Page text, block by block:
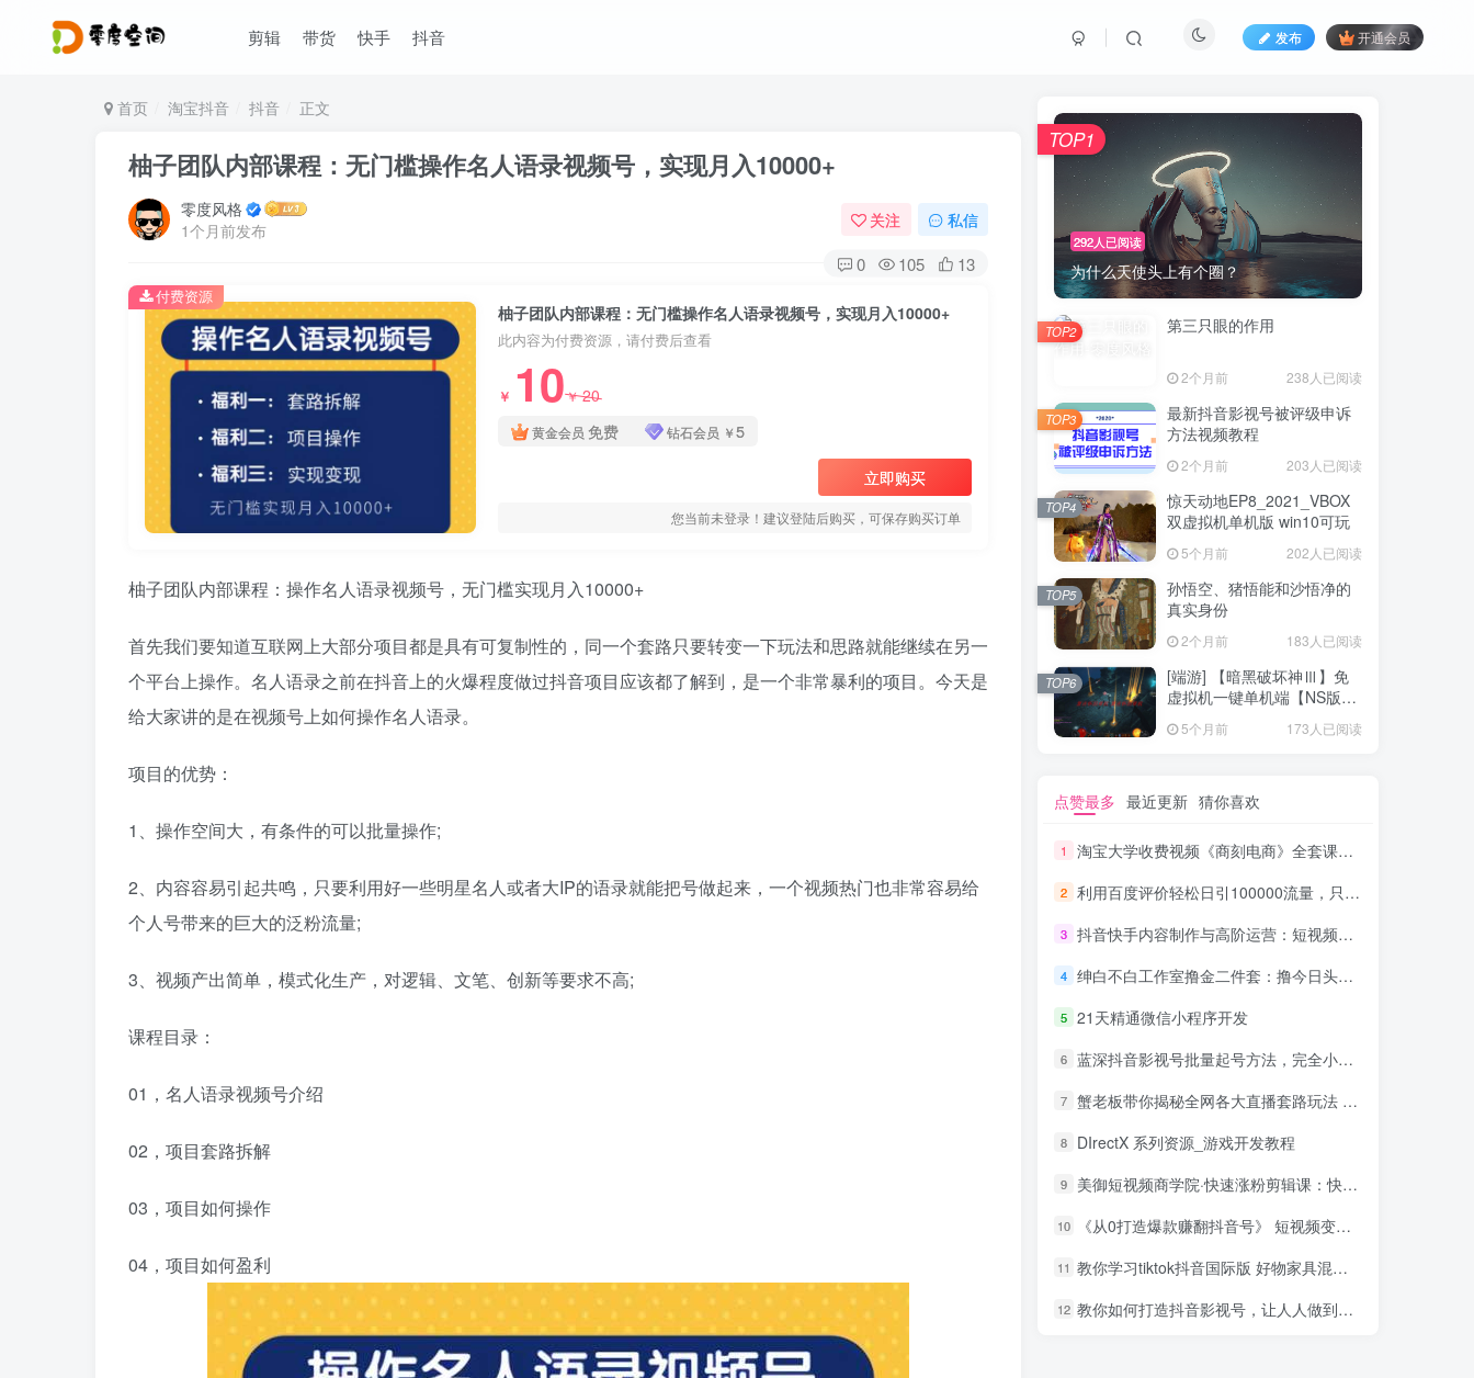
剪辑 带货 快手 抖音 发布 开通会员
首页 淘宝抖音 抖音 正文
柚子团队内部课程：无门槛操作名人语录视频号，实现月入10000+
零度风格
1个月前发布
关注 私信
0 105 13
柚子团队内部课程：无门槛操作名人语录视频号，实现月入10000+
此内容为付费资源，请付费后查看
￥ 10￥20
黄金会员 免费 钻石会员 ￥5
立即购买
您当前未登录！建议登陆后购买，可保存购买订单
付费资源
柚子团队内部课程：操作名人语录视频号，无门槛实现月入10000+
首先我们要知道互联网上大部分项目都是具有可复制性的，同一个套路只要转变一下玩法和思路就能继续在另一
个平台上操作。名人语录之前在抖音上的火爆程度做过抖音项目应该都了解到，是一个非常暴利的项目。今天是
给大家讲的是在视频号上如何操作名人语录。
项目的优势：
1、操作空间大，有条件的可以批量操作;
2、内容容易引起共鸣，只要利用好一些明星名人或者大IP的语录就能把号做起来，一个视频热门也非常容易给
个人号带来的巨大的泛粉流量;
3、视频产出简单，模式化生产，对逻辑、文笔、创新等要求不高;
课程目录：
01，名人语录视频号介绍
02，项目套路拆解
03，项目如何操作
04，项目如何盈利
292人已阅读
为什么天使头上有个圈？
TOP1
第三只眼的作用
2个月前 238人已阅读
TOP2
最新抖音影视号被评级申诉
方法视频教程
2个月前 203人已阅读
TOP3
惊天动地EP8_2021_VBOX
双虚拟机单机版 win10可玩
5个月前 202人已阅读
TOP4
孙悟空、猪悟能和沙悟净的
真实身份
2个月前 183人已阅读
TOP5
[端游] 【暗黑破坏神Ⅲ】免
虚拟机一键单机端【NS版
5个月前 173人已阅读
TOP6
点赞最多 最近更新 猜你喜欢
1 淘宝大学收费视频《商刻电商》全套课程（共16节）_电商运营教程
2 利用百度评价轻松日引100000流量，只要你是执行力强的人，日赚1000元完全没问_网赚教程
3 抖音快手内容制作与高阶运营：短视频涨粉+变现实战训练营
4 绅白不白工作室撸金二件套：撸今日头条原创收益+小红书一单利润40块项目
5 21天精通微信小程序开发
6 蓝深抖音影视号批量起号方法，完全小白带货变现，实操剪辑影视玩法（附软件）
7 蟹老板带你揭秘全网各大直播套路玩法 以及直播带货7大爆单玩法
8 DIrectX 系列资源_游戏开发教程
9 美御短视频商学院·快速涨粉剪辑课：快速突破涨粉1000的技巧，开启橱窗带货
10 《从0打造爆款赚翻抖音号》 短视频变现68个实操秘诀
11 教你学习tiktok抖音国际版 好物家具混剪【视频教程】
12 教你如何打造抖音影视号，让人人做到月入3万！（视频课程）